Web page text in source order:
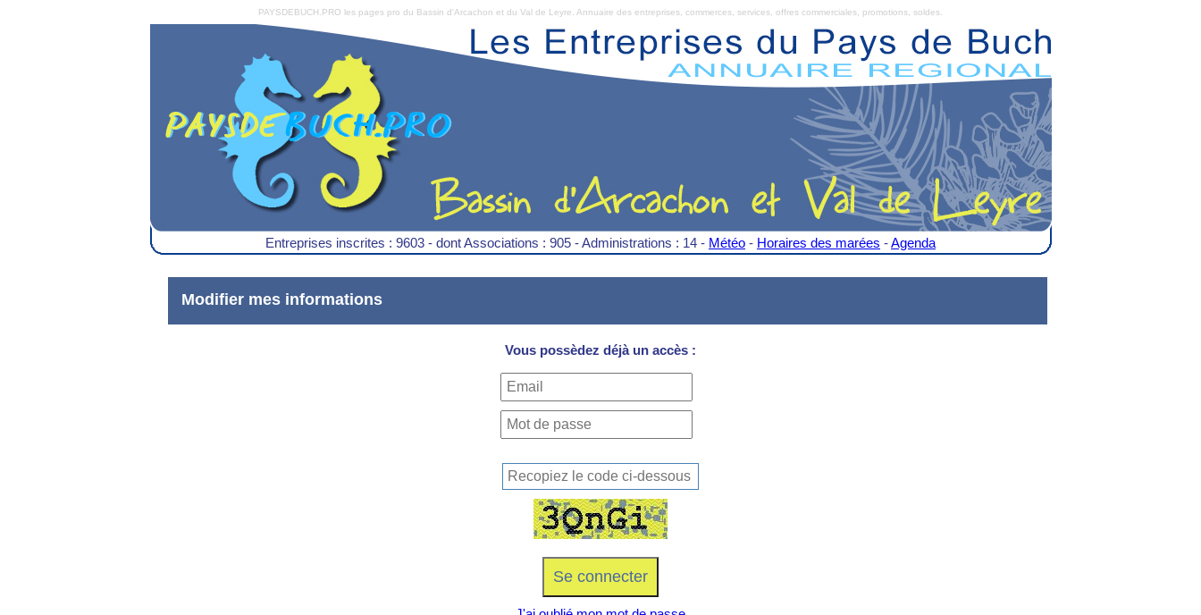
PAYSDEBUCH.PRO les pages pro du Bassin d'Arcachon et du Val de Leyre. Annuaire des entreprises, commerces, services, offres commerciales, promotions, soldes.
Entreprises inscrites : 9603 - dont Associations : 905 - Administrations : 14 - Météo - Horaires des marées -Agenda
Modifier mes informations
Vous possèdez déjà un accès :